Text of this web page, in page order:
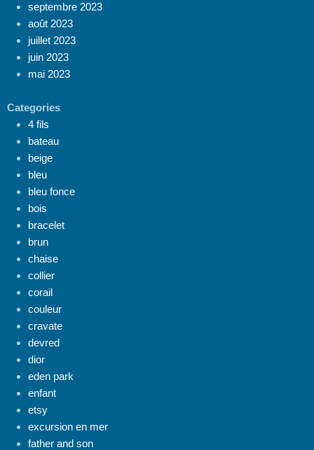
septembre 2023
août 2023
juillet 2023
juin 2023
mai 2023
Categories
4 fils
bateau
beige
bleu
bleu fonce
bois
bracelet
brun
chaise
collier
corail
couleur
cravate
devred
dior
eden park
enfant
etsy
excursion en mer
father and son